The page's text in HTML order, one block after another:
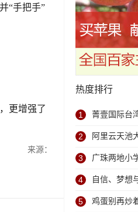
“手把手”
更增强了
来源：
热度排行
1 菁壹国际台
功召开
2 阿里云天池
标杆
3 广珠两地小
4 自信、梦想
自强不息到
5 鸡蛋别再炒